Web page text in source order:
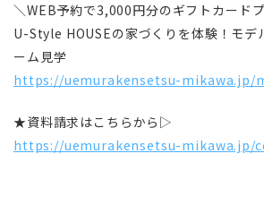
＼WEB予約で3,000円分のギフトカード
U-Style HOUSEの家づくりを体験！モデ
ーム見学
https://uemurakensetsu-mikawa.jp/
★資料請求はこちらから▷
https://uemurakensetsu-mikawa.jp/